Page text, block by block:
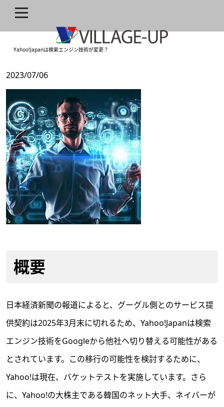
»Yahoo!Japanは検索エンジン技術が変更？
Yahoo!Japanは検索エンジン技術が変更？
2023/07/06
概要
日本経済新聞の報道によると、グーグル側とのサービス提
供契約は2025年3月末に切れるため、Yahoo!Japanは検索
エンジン技術をGoogleから他社へ切り替える可能性がある
とされています。この移行の可能性を検討するために、
Yahoo!は現在、バケットテストを実施しています。さら
に、Yahoo!の大株主である韓国のネット大手、ネイバーが